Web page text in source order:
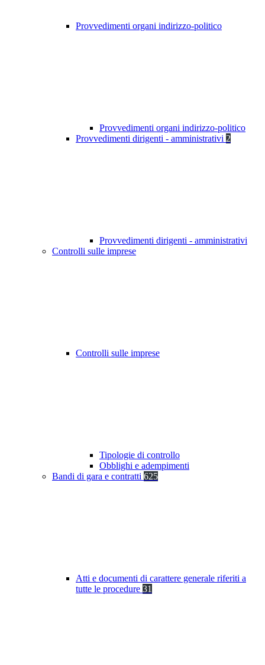
Provvedimenti organi indirizzo-politico
Provvedimenti organi indirizzo-politico
Provvedimenti dirigenti - amministrativi 2
Provvedimenti dirigenti - amministrativi
Controlli sulle imprese
Controlli sulle imprese
Tipologie di controllo
Obblighi e adempimenti
Bandi di gara e contratti 625
Atti e documenti di carattere generale riferiti a
tutte le procedure 31